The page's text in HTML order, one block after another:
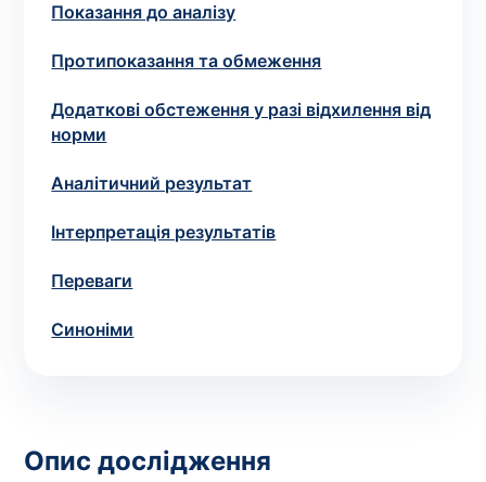
Показання до аналізу
Протипоказання та обмеження
Додаткові обстеження у разі відхилення від
норми
Аналітичний результат
Інтерпретація результатів
Переваги
Синоніми
Опис дослідження
Ваше ім'я
Номер телефону*
Вибрати клініку
Якщо ви не знаєте, які аналізи вам необхідні,